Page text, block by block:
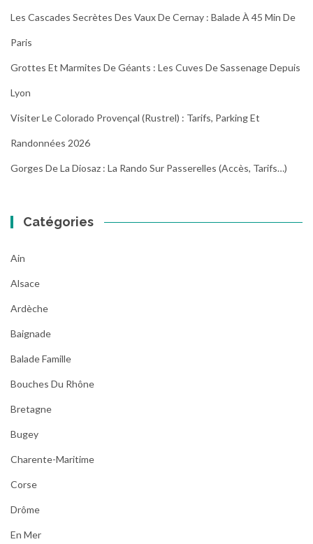
Les Cascades Secrètes Des Vaux De Cernay : Balade À 45 Min De
Paris
Grottes Et Marmites De Géants : Les Cuves De Sassenage Depuis
Lyon
Visiter Le Colorado Provençal (Rustrel) : Tarifs, Parking Et
Randonnées 2026
Gorges De La Diosaz : La Rando Sur Passerelles (Accès, Tarifs…)
Catégories
Ain
Alsace
Ardèche
Baignade
Balade Famille
Bouches Du Rhône
Bretagne
Bugey
Charente-Maritime
Corse
Drôme
En Mer